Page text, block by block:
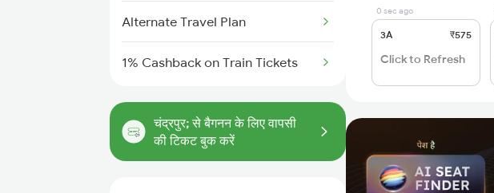
Alternate Travel Plan
1% Cashback on Train Tickets
चंद्रपुर; से बैगनन के लिए वापसी
की टिकट बुक करें
0 sec ago
3A ₹575
Click to Refresh